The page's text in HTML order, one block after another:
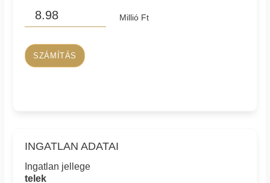
Millió Ft
SZÁMÍTÁS
INGATLAN ADATAI
Ingatlan jellege
telek